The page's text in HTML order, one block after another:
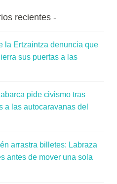
recientes
la Ertzaintza denuncia que
sus puertas a las
pide civismo tras
a las autocaravanas del
arrastra billetes: Labraza
antes de mover una sola